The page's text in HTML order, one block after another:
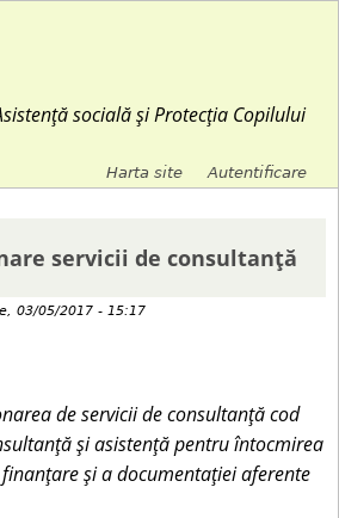
socială și Protecția Copilului
e
n
u
l
Harta site Autentificare
servicii de consultanță
03/05/2017 - 15:17
de servicii de consultanță cod
și asistență pentru întocmirea
și a documentației aferente